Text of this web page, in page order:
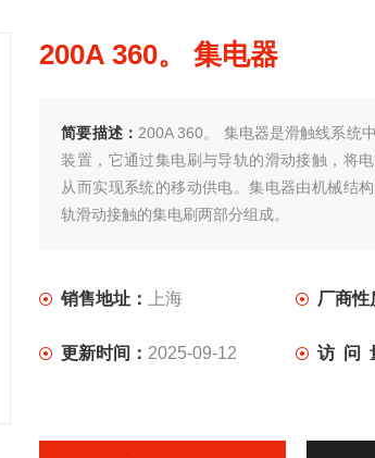
200A 360。 集电器
简要描述： 200A 360。 集电器是滑触线系统
装置，它通过集电刷与导轨的滑动接触，将
从而实现系统的移动供电。集电器由机械结
轨滑动接触的集电刷两部分组成。
销售地址： 上海 厂商性
更新时间： 2025-09-12 访 问